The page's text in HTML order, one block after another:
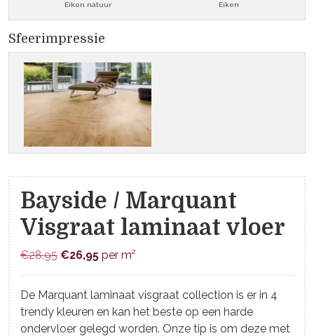
Eiken natuur Eiken
Sfeerimpressie
Bayside / Marquant
Visgraat laminaat vloer
€28,95 Oorspronkelijke
€28,95.
€26,95Huidige
€26,95.
per m²
De Marquant laminaat visgraat collection is er in 4
trendy kleuren en kan het beste op een harde
ondervloer gelegd worden. Onze tip is om deze met